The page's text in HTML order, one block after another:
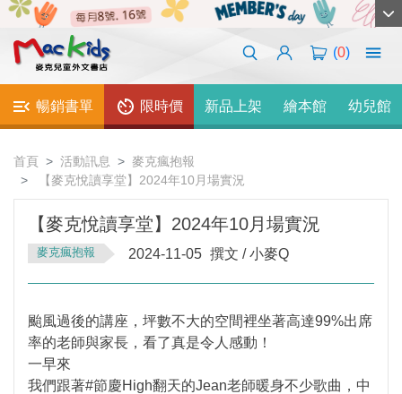
(0)
暢銷書單 限時價 新品上架 繪本館 幼兒館
首頁 活動訊息
麥克瘋抱報
【麥克悅讀享堂】2024年10月場實況
【麥克悅讀享堂】2024年10月場實況
麥克瘋抱報 2024-11-05 撰文 / 小麥Q
颱風過後的講座，坪數不大的空間裡坐著高達99%出席
率的老師與家長，看了真是令人感動！
一早來
我們跟著#節慶High翻天的Jean老師暖身不少歌曲，中